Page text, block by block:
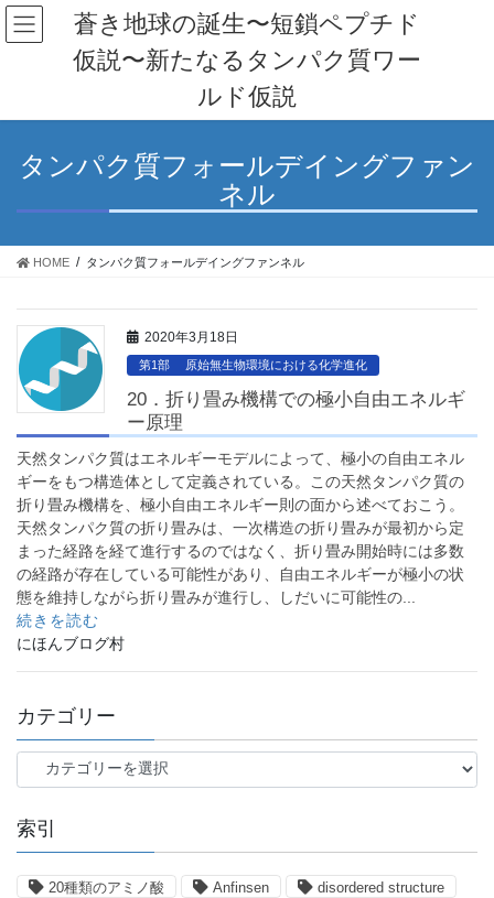
コ
ン
へ
ナ
ビ
ョ
蒼き地球の誕生〜短鎖ペプチド
仮説〜新たなるタンパク質ワー
ルド仮説
タンパク質フォールデイングファン
ネル
HOME タンパク質フォールデイングファンネル
2020年3月18日
第1部 原始無生物環境における化学進化
20．折り畳み機構での極小自由エネルギ
ー原理
天然タンパク質はエネルギーモデルによって、極小の自由エネル
ギーをもつ構造体として定義されている。この天然タンパク質の
折り畳み機構を、極小自由エネルギー則の面から述べておこう。
天然タンパク質の折り畳みは、一次構造の折り畳みが最初から定
まった経路を経て進行するのではなく、折り畳み開始時には多数
の経路が存在している可能性があり、自由エネルギーが極小の状
態を維持しながら折り畳みが進行し、しだいに可能性の...
続きを読む
にほんブログ村
カテゴリー
テ
リ
ー
索引
20種類のアミノ酸 Anfinsen disordered structure